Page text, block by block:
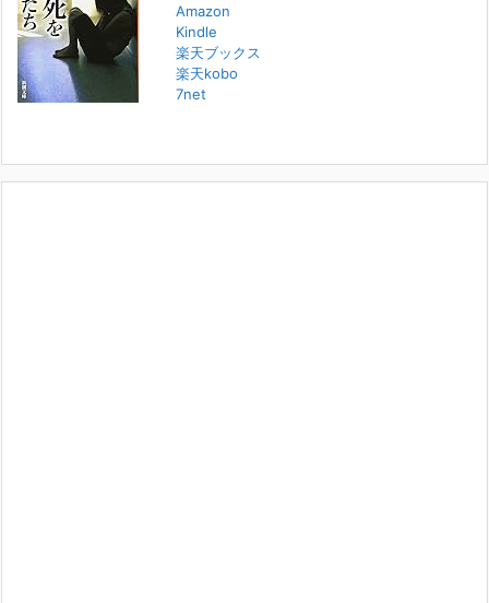
人と“直接”向き合うことの価値
2022年1月14日
2022年になりました。すでに言い尽くされていることではありますが、
コロナ禍は、日々の生活や生き方そのものを考える機会となりました。
「人に会う」こと一つをとっても、実はさして必要のなかった付き合い
Amazon
Kindle
楽天ブックス
楽天kobo
7net